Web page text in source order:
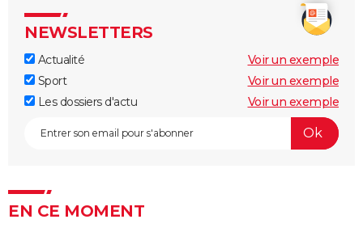
NEWSLETTERS
Actualité
Voir un exemple
Sport
Voir un exemple
Les dossiers d'actu
Voir un exemple
EN CE MOMENT